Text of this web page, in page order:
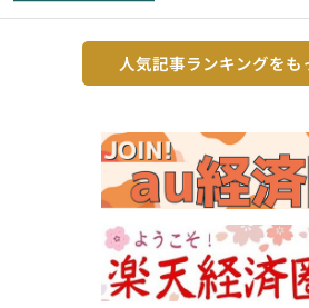
人気記事ランキングをも